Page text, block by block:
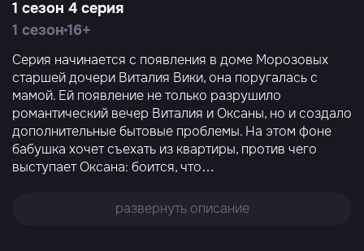
1 сезон 4 серия
1 сезон 16+
Серия начинается с появления в доме Морозовых
старшей дочери Виталия Вики, она поругалась с
мамой. Ей появление не только разрушило
романтический вечер Виталия и Оксаны, но и создало
дополнительные бытовые проблемы. На этом фоне
бабушка хочет съехать из квартиры, против чего
выступает Оксана: боится, что…
развернуть описание